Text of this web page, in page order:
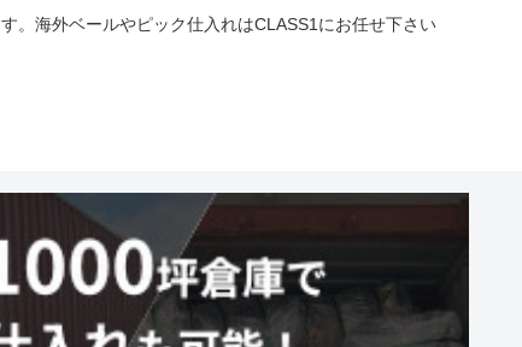
。海外ベールやピック仕入れはCLASS1にお任せ下さい